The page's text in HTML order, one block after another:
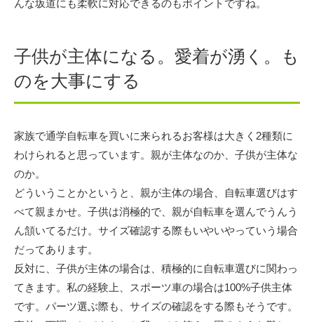
んな坂道にも柔軟に対応できるのもポイントですね。
子供が主体になる。愛着が湧く。も
のを大事にする
家族で通学自転車を買いに来られるお客様は大きく2種類に
わけられると思っています。親が主体なのか、子供が主体な
のか。
どういうことかというと、親が主体の場合、自転車選びはす
べて親まかせ。子供は消極的で、親が自転車を選んでうんう
ん頷いてるだけ。サイズ確認する際もいやいやっていう場合
だってあります。
反対に、子供が主体の場合は、積極的に自転車選びに関わっ
てきます。私の経験上、スポーツ車の場合は100%子供主体
です。パーツ選ぶ際も、サイズの確認をする際もそうです。